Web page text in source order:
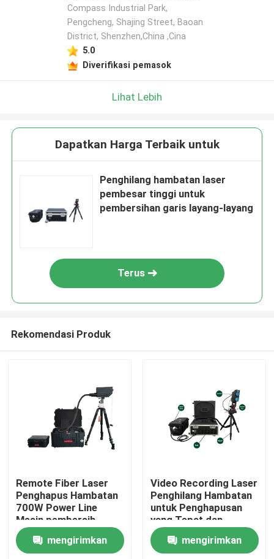
Rumah
Produk
Compass Industrial Park,
Pengcheng, Shajing Street, Baoan
District, Shenzhen,China ,Cina
5.0
Diverifikasi pemasok
Lihat Lebih
Dapatkan Harga Terbaik untuk
Penghilang hambatan laser
pembesar tinggi untuk
pembersihan garis layang-layang
Terus
Rekomendasi Produk
Remote Fiber Laser
Penghapus Hambatan
700W Power Line
Mesin pembersih
mengirimkan
Video Recording Laser
Penghilang Hambatan
untuk Penghapusan
yang Tepat dan
Terkontrol dari
Hambatanmengirimkan